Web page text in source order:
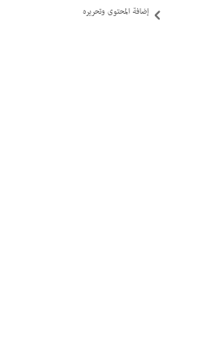
إضافة المحتوى وتحريره